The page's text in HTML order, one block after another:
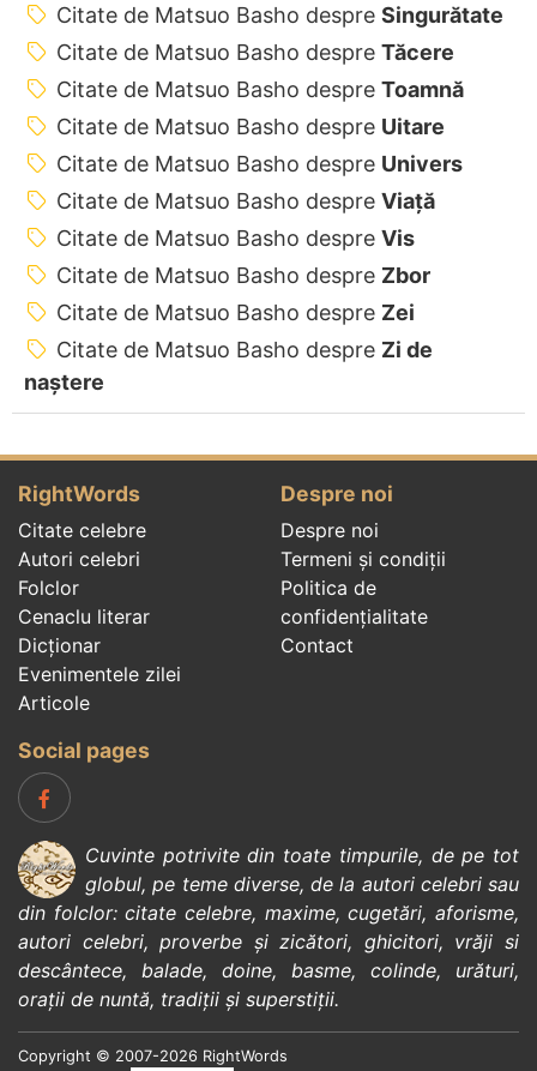
Citate de Matsuo Basho despre Singurătate
Citate de Matsuo Basho despre Tăcere
Citate de Matsuo Basho despre Toamnă
Citate de Matsuo Basho despre Uitare
Citate de Matsuo Basho despre Univers
Citate de Matsuo Basho despre Viață
Citate de Matsuo Basho despre Vis
Citate de Matsuo Basho despre Zbor
Citate de Matsuo Basho despre Zei
Citate de Matsuo Basho despre Zi de
naștere
RightWords
Citate celebre
Autori celebri
Folclor
Cenaclu literar
Dicționar
Evenimentele zilei
Articole
Despre noi
Despre noi
Termeni și condiții
Politica de
confidenţialitate
Contact
Social pages
Cuvinte potrivite din toate timpurile, de pe tot
globul, pe teme diverse, de la autori celebrisau
din folclor:citate celebre, maxime,cugetări,aforisme,
autori celebri,proverbe și zicători, ghicitori, vrăji si
descântece, balade, doine, basme, colinde, urături,
orații de nuntă, tradiții și superstiții.
Copyright © 2007-2026 RightWords